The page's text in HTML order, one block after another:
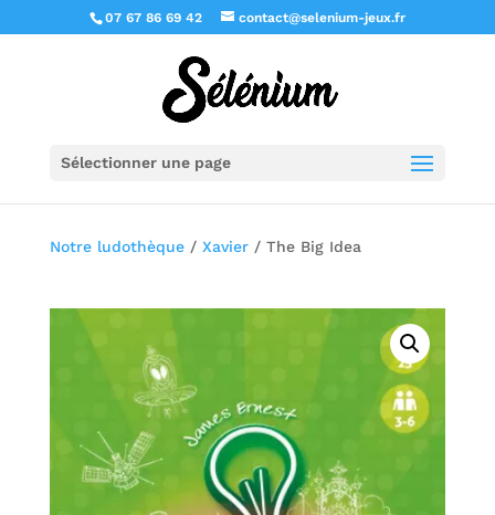
07 67 86 69 42 contact@selenium-jeux.fr
Sélectionner une page
Notre ludothèque/ Xavier/ The Big Idea